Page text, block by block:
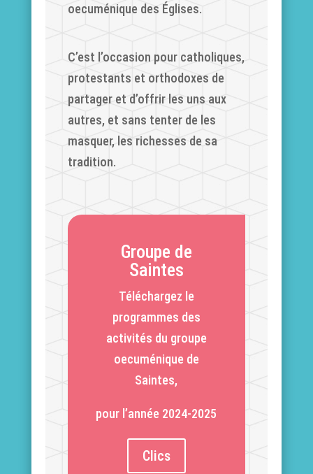
oecuménique des Églises.
C’est l’occasion pour catholiques,
protestants et orthodoxes de
partager et d’offrir les uns aux
autres, et sans tenter de les
masquer, les richesses de sa
tradition.
Groupe de
Saintes
Téléchargez le
programmes des
activités du groupe
oecuménique de
Saintes,
pour l’année 2024-2025
Clics